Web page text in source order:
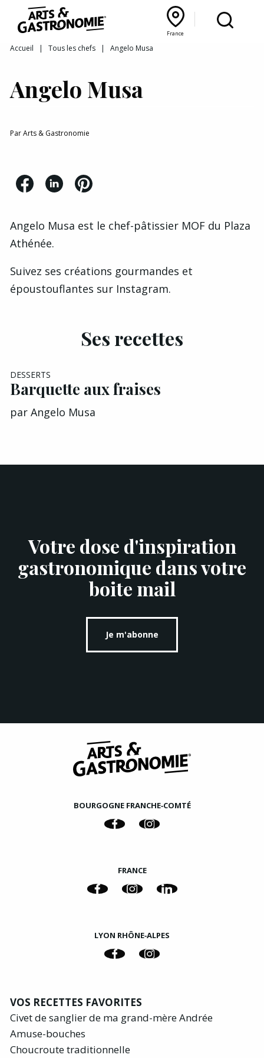
France
Recettes
Reportages
Interviews
Bourgogne Franche‑Comté
France
Lyon Rhône‑Alpes
Accueil | Tous les chefs | Angelo Musa
Angelo Musa
ParArts & Gastronomie
Angelo Musa est le chef-pâtissier MOF du Plaza
Athénée.
Suivez ses créations gourmandes et
époustouflantes sur Instagram.
Ses recettes
DESSERTS
Barquette aux fraises
par Angelo Musa
Votre dose d'inspiration
gastronomique dans votre
boite mail
Je m'abonne
BOURGOGNE FRANCHE‑COMTÉ
FRANCE
LYON RHÔNE‑ALPES
VOS RECETTES FAVORITES
Civet de sanglier de ma grand-mère Andrée
Amuse-bouches
Choucroute traditionnelle